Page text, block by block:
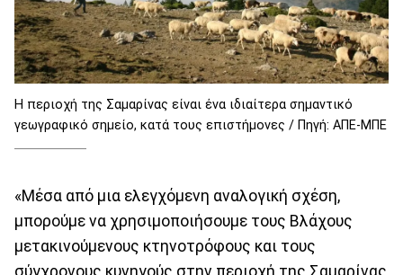
Η περιοχή της Σαμαρίνας είναι ένα ιδιαίτερα σημαντικό
γεωγραφικό σημείο, κατά τους επιστήμονες / Πηγή: ΑΠΕ-ΜΠΕ
«Μέσα από μια ελεγχόμενη αναλογική σχέση,
μπορούμε να χρησιμοποιήσουμε τους Βλάχους
μετακινούμενους κτηνοτρόφους και τους